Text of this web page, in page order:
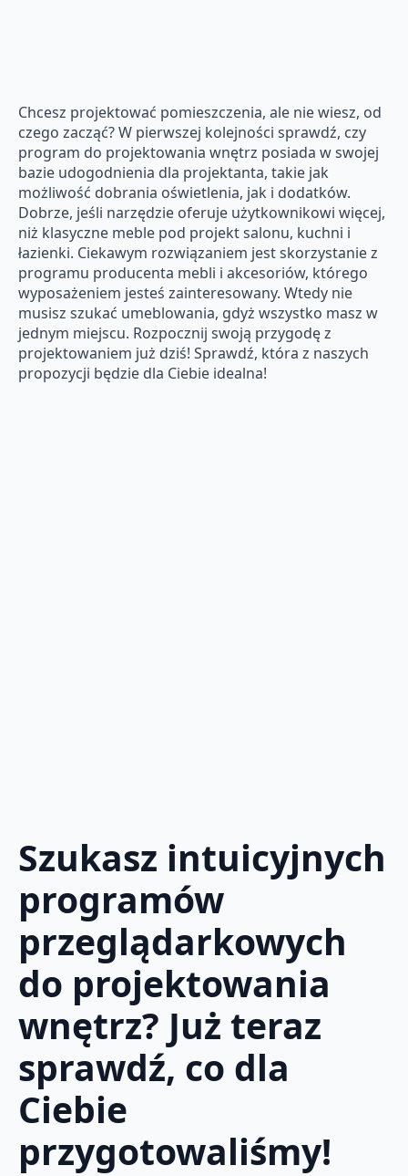
Chcesz projektować pomieszczenia, ale nie wiesz, od
czego zacząć? W pierwszej kolejności sprawdź, czy
program do projektowania wnętrz posiada w swojej
bazie udogodnienia dla projektanta, takie jak
możliwość dobrania oświetlenia, jak i dodatków.
Dobrze, jeśli narzędzie oferuje użytkownikowi więcej,
niż klasyczne meble pod projekt salonu, kuchni i
łazienki. Ciekawym rozwiązaniem jest skorzystanie z
programu producenta mebli i akcesoriów, którego
wyposażeniem jesteś zainteresowany. Wtedy nie
musisz szukać umeblowania, gdyż wszystko masz w
jednym miejscu. Rozpocznij swoją przygodę z
projektowaniem już dziś! Sprawdź, która z naszych
propozycji będzie dla Ciebie idealna!
Szukasz intuicyjnych
programów
przeglądarkowych
do projektowania
wnętrz? Już teraz
sprawdź, co dla
Ciebie
przygotowaliśmy!